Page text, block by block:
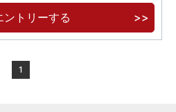
～117㎡台のプランニング
レジデンス
ントリーする
1